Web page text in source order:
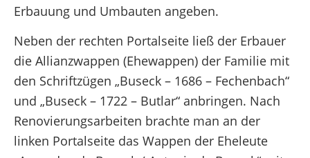
Erbauung und Umbauten angeben.
Neben der rechten Portalseite ließ der Erbauer
die Allianzwappen (Ehewappen) der Familie mit
den Schriftzügen „Buseck – 1686 – Fechenbach“
und „Buseck – 1722 – Butlar“ anbringen. Nach
Renovierungsarbeiten brachte man an der
linken Portalseite das Wappen der Eheleute